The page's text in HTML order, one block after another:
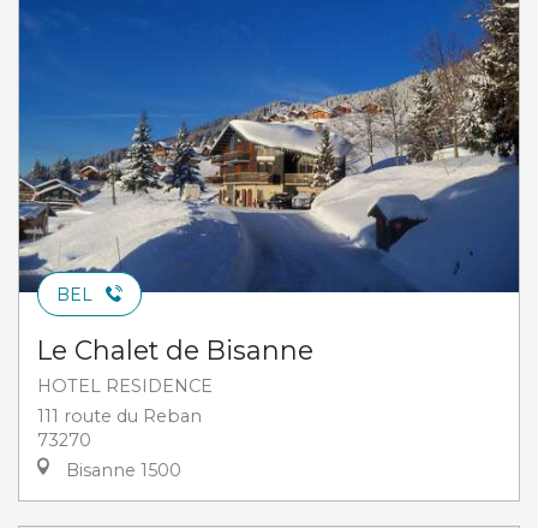
BEL
Le Chalet de Bisanne
HOTEL RESIDENCE
111 route du Reban
73270
Bisanne 1500